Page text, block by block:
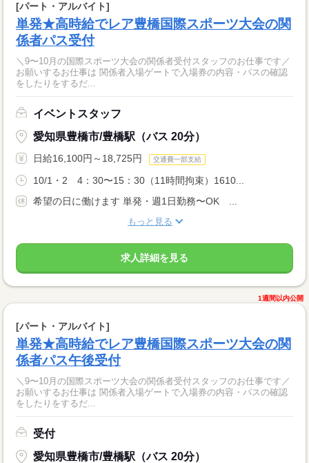
[パート・アルバイト]
単発★高時給でレア豊橋国際スポーツ大会の関
係者パス受付
＼9〜10月の国際スポーツ大会の関係者受付スタッフのお仕事です／
お願いするお仕事は 関係者入場ゲートで入場券の内容・パスの確認
をしたりをするだ...
イベントスタッフ
愛知県豊橋市/豊橋駅（バス 20分）
日給16,100円～18,725円 交通費一部支給
10/1・2 4：30〜15：30（11時間拘束）1610...
希望の日に働けます 単発・週1日勤務〜OK ...
もっと見る
求人詳細を見る
1週間以内公開
[パート・アルバイト]
単発★高時給でレア豊橋国際スポーツ大会の関
係者パス午後受付
＼9〜10月の国際スポーツ大会の関係者受付スタッフのお仕事です／
お願いするお仕事は 関係者入場ゲートで入場券の内容・パスの確認
をしたりをするだ...
受付
愛知県豊橋市/豊橋駅（バス 20分）